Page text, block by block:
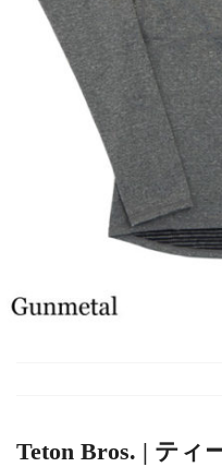
Teton Bros. | ティ